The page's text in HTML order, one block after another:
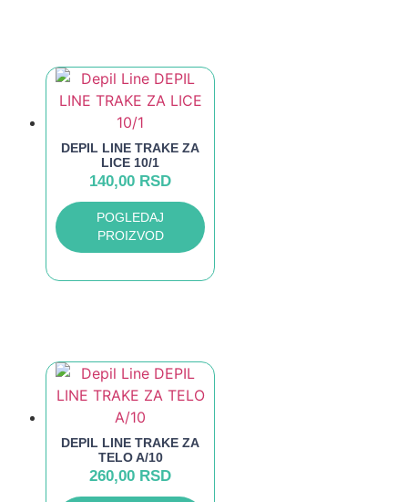
DEPIL LINE TRAKE ZA
LICE 10/1
140,00 RSD
POGLEDAJ
PROIZVOD
DEPIL LINE TRAKE ZA
TELO A/10
260,00 RSD